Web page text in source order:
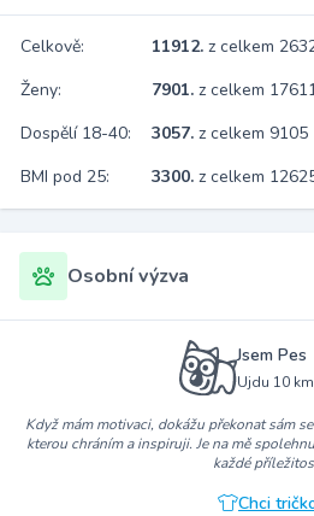
Celkově: 11912. z celkem
Ženy:
7901. z celkem
Dospělí 18-40:
3057. z celkem 9105
BMI pod 25:
3300. z celkem
Osobní výzva
Jsem Pes
Ujdu 10
Když mám motivaci, dokážu překonat sám
kterou chráním a inspiruji. Je na mě
každé
Chci